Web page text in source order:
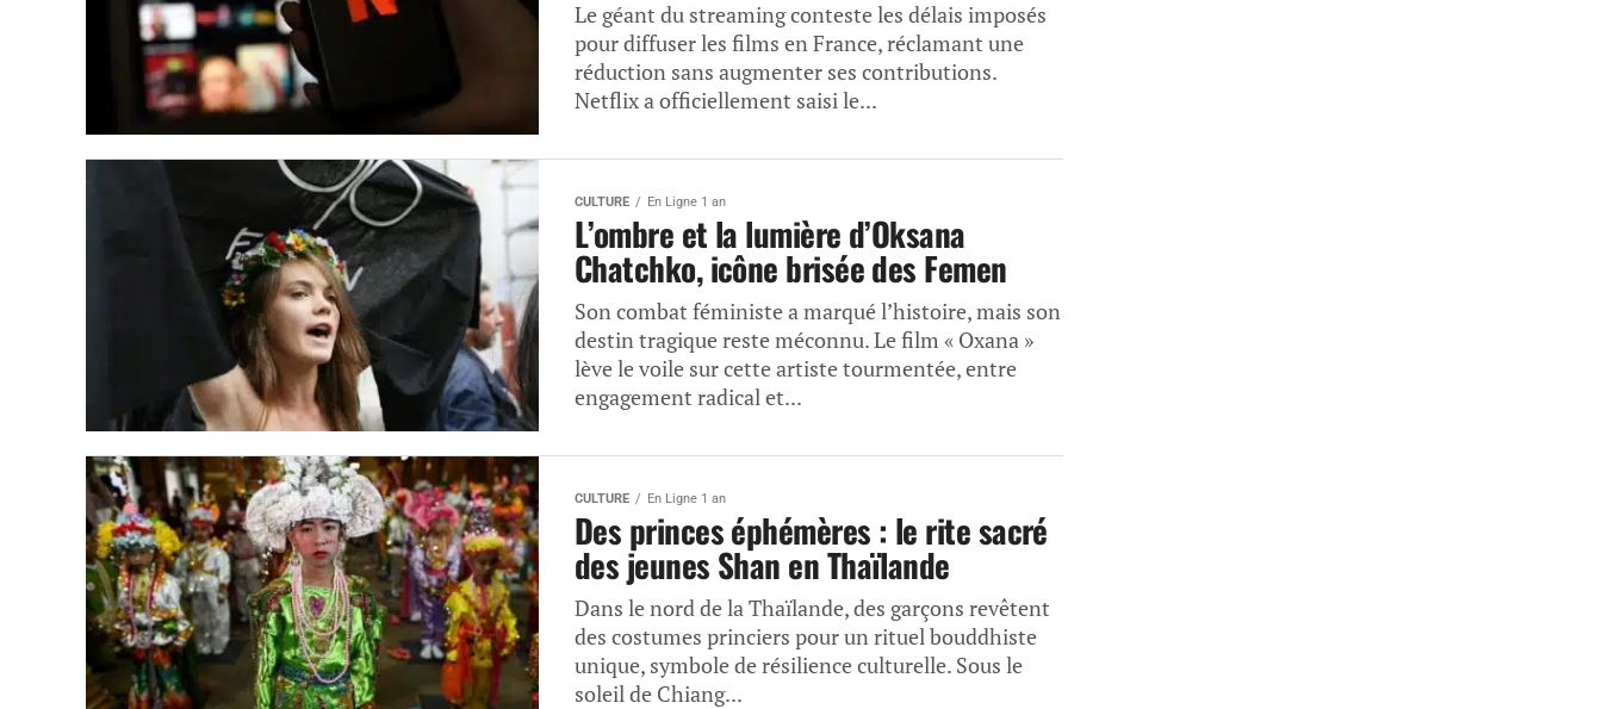
Le géant du streaming conteste les délais imposés
pour diffuser les films en France, réclamant une
réduction sans augmenter ses contributions.
Netflix a officiellement saisi le...
CULTURE En Ligne 1 an
L’ombre et la lumière d’Oksana
Chatchko, icône brisée des Femen
Son combat féministe a marqué l’histoire, mais son
destin tragique reste méconnu. Le film « Oxana »
lève le voile sur cette artiste tourmentée, entre
engagement radical et...
CULTURE En Ligne 1 an
Des princes éphémères : le rite sacré
des jeunes Shan en Thaïlande
Dans le nord de la Thaïlande, des garçons revêtent
des costumes princiers pour un rituel bouddhiste
unique, symbole de résilience culturelle. Sous le
soleil de Chiang...